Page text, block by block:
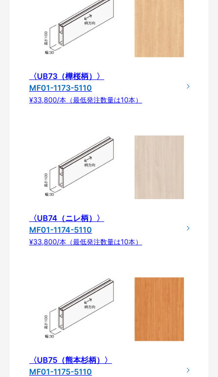
〈UB73（樺桜柄）〉
MF01-1173-5110
¥33,800/本（最低発注数量は10本）
〈UB74（ニレ柄）〉
MF01-1174-5110
¥33,800/本（最低発注数量は10本）
〈UB75（熊本杉柄）〉
MF01-1175-5110